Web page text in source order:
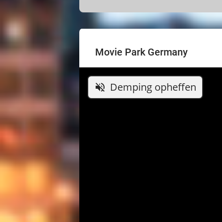
Movie Park Germany
volume_off Demping opheffen